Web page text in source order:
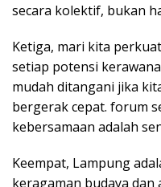
secara kolektif, bukan
Ketiga, mari kita
setiap potensi
mudah ditangani jika
bergerak cepat. forum
kebersamaan adalah
Keempat, Lampung
keragaman budaya